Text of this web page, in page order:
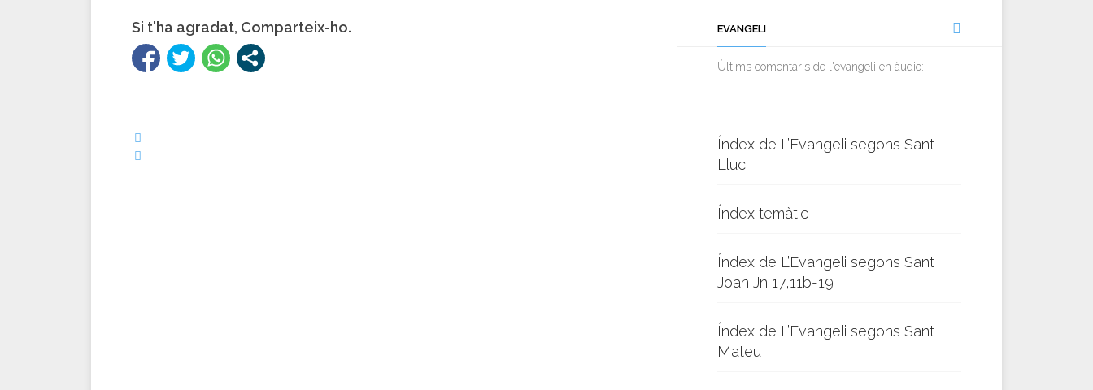
Si t'ha agradat, Comparteix-ho. EVANGELI
Ùltims comentaris de l'evangeli en àudio:
Índex de L’Evangeli segons Sant
Lluc
Índex temàtic
Índex de L’Evangeli segons Sant
Joan Jn 17,11b-19
Índex de L’Evangeli segons Sant
Mateu